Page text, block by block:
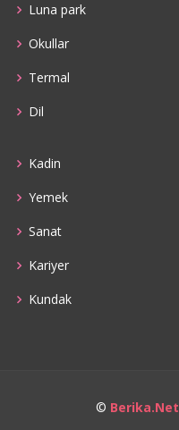
Luna park
Okullar
Termal
Dil
Kadin
Yemek
Sanat
Kariyer
Kundak
© Berika.Net